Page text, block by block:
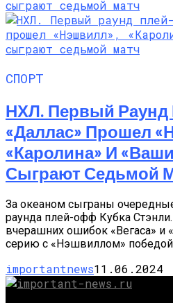
СПОРТ
НХЛ. Первый
«Даллас» Прошел
«Каролина» И
Сыграют Седьмой
За океаном сыграны
раунда плей-офф Кубка
вчерашних ошибок «Вегаса» и
серию с «Нэшвиллом»
importantnews11.06.2024